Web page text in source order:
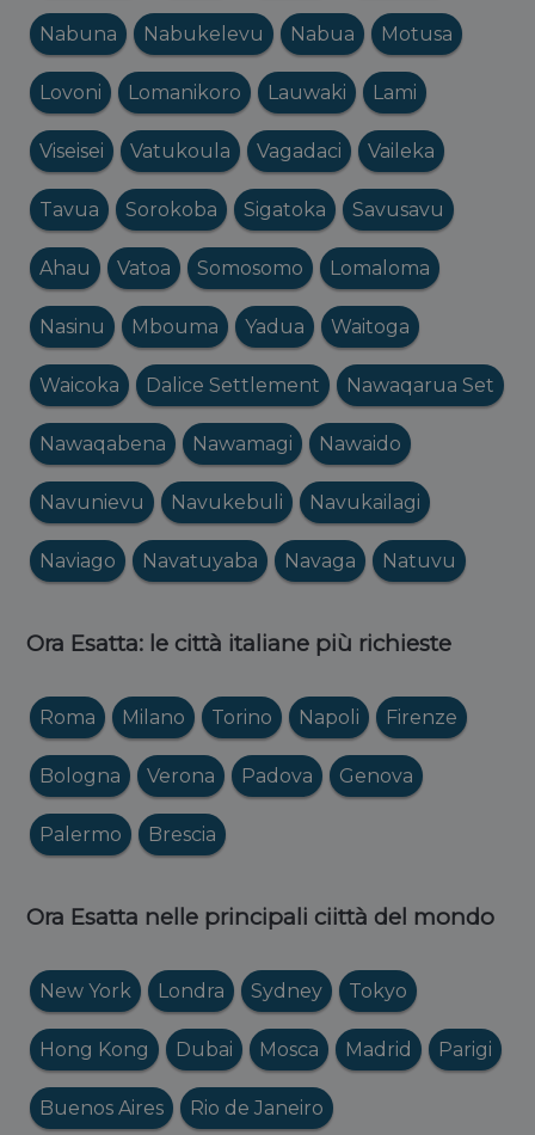
Nabuna Nabukelevu Nabua Motusa
Lovoni Lomanikoro Lauwaki Lami
Viseisei Vatukoula Vagadaci Vaileka
Tavua Sorokoba Sigatoka Savusavu
Ahau Vatoa Somosomo Lomaloma
Nasinu Mbouma Yadua Waitoga
Waicoka Dalice Settlement Nawaqarua Set
Nawaqabena Nawamagi Nawaido
Navunievu Navukebuli Navukailagi
Naviago Navatuyaba Navaga Natuvu
Ora Esatta: le città italiane più richieste
Roma Milano Torino Napoli Firenze
Bologna Verona Padova Genova
Palermo Brescia
Ora Esatta nelle principali ciittà del mondo
New York Londra Sydney Tokyo
Hong Kong Dubai Mosca Madrid Parigi
Buenos Aires Rio de Janeiro